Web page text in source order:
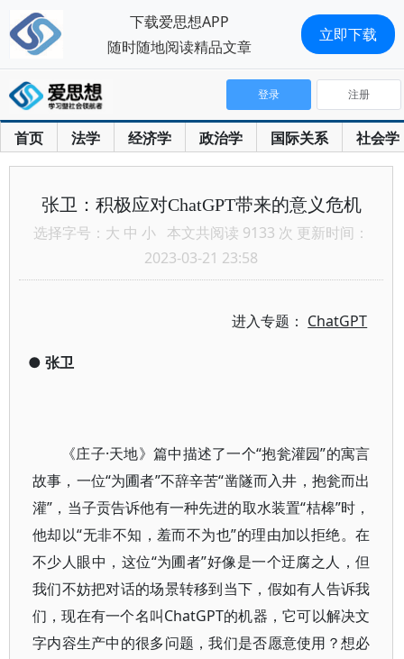
首页 法学 经济学 政治学 国际关系 社会学
登录 注册
张卫：积极应对ChatGPT带来的意义危机
选择字号： 大 中 小 本文共阅读 9133 次 更新时间：
2023-03-21 23:58
进入专题： ChatGPT
● 张卫
《庄子·天地》篇中描述了一个“抱瓮灌园”的寓言
故事，一位“为圃者”不辞辛苦“凿隧而入井，抱瓮而出
灌”，当子贡告诉他有一种先进的取水装置“桔槔”时，
他却以“无非不知，羞而不为也”的理由加以拒绝。在
不少人眼中，这位“为圃者”好像是一个迂腐之人，但
我们不妨把对话的场景转移到当下，假如有人告诉我
们，现在有一个名叫ChatGPT的机器，它可以解决文
字内容生产中的很多问题，我们是否愿意使用？想必
下载爱思想APP
随时随地阅读精品文章
立即下载